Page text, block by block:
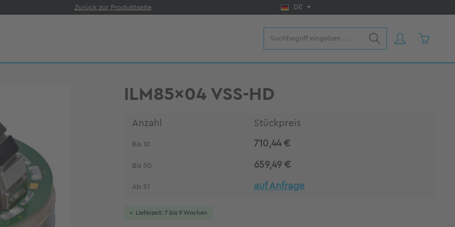
Zurück zur Produktseite DE
ILM85x04 VSS-HD
Anzahl Stückpreis
Bis 10 710,44 €
Bis 50 659,49 €
Ab 51 auf Anfrage
Lieferzeit: 7 bis 9 Wochen